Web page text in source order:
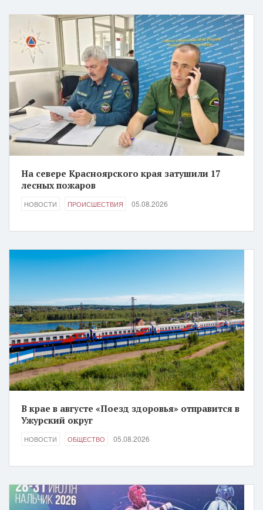
На севере Красноярского края затушили 17
лесных пожаров
НОВОСТИ ПРОИСШЕСТВИЯ 05.08.2026
В крае в августе «Поезд здоровья» отправится в
Ужурский округ
НОВОСТИ ОБЩЕСТВО 05.08.2026